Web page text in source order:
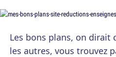
Les bons plans, on dirait
les autres, vous trouvez